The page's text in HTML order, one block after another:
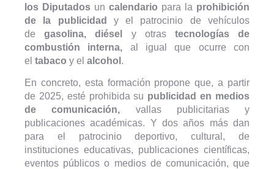
los Diputados un calendario para la prohibición
de la publicidad
y el patrocinio de vehículos
degasolina, diésel y otras tecnologías de
combustión interna, al igual que ocurre con
el tabaco y el alcohol .
En concreto, esta formación propone que, a partir
de 2025, esté prohibida su publicidad en medios
de comunicación, vallas publicitarias y
publicaciones académicas. Y dos años más dan
para el patrocinio deportivo, cultural, de
instituciones educativas, publicaciones científicas,
eventos públicos o medios de comunicación, que